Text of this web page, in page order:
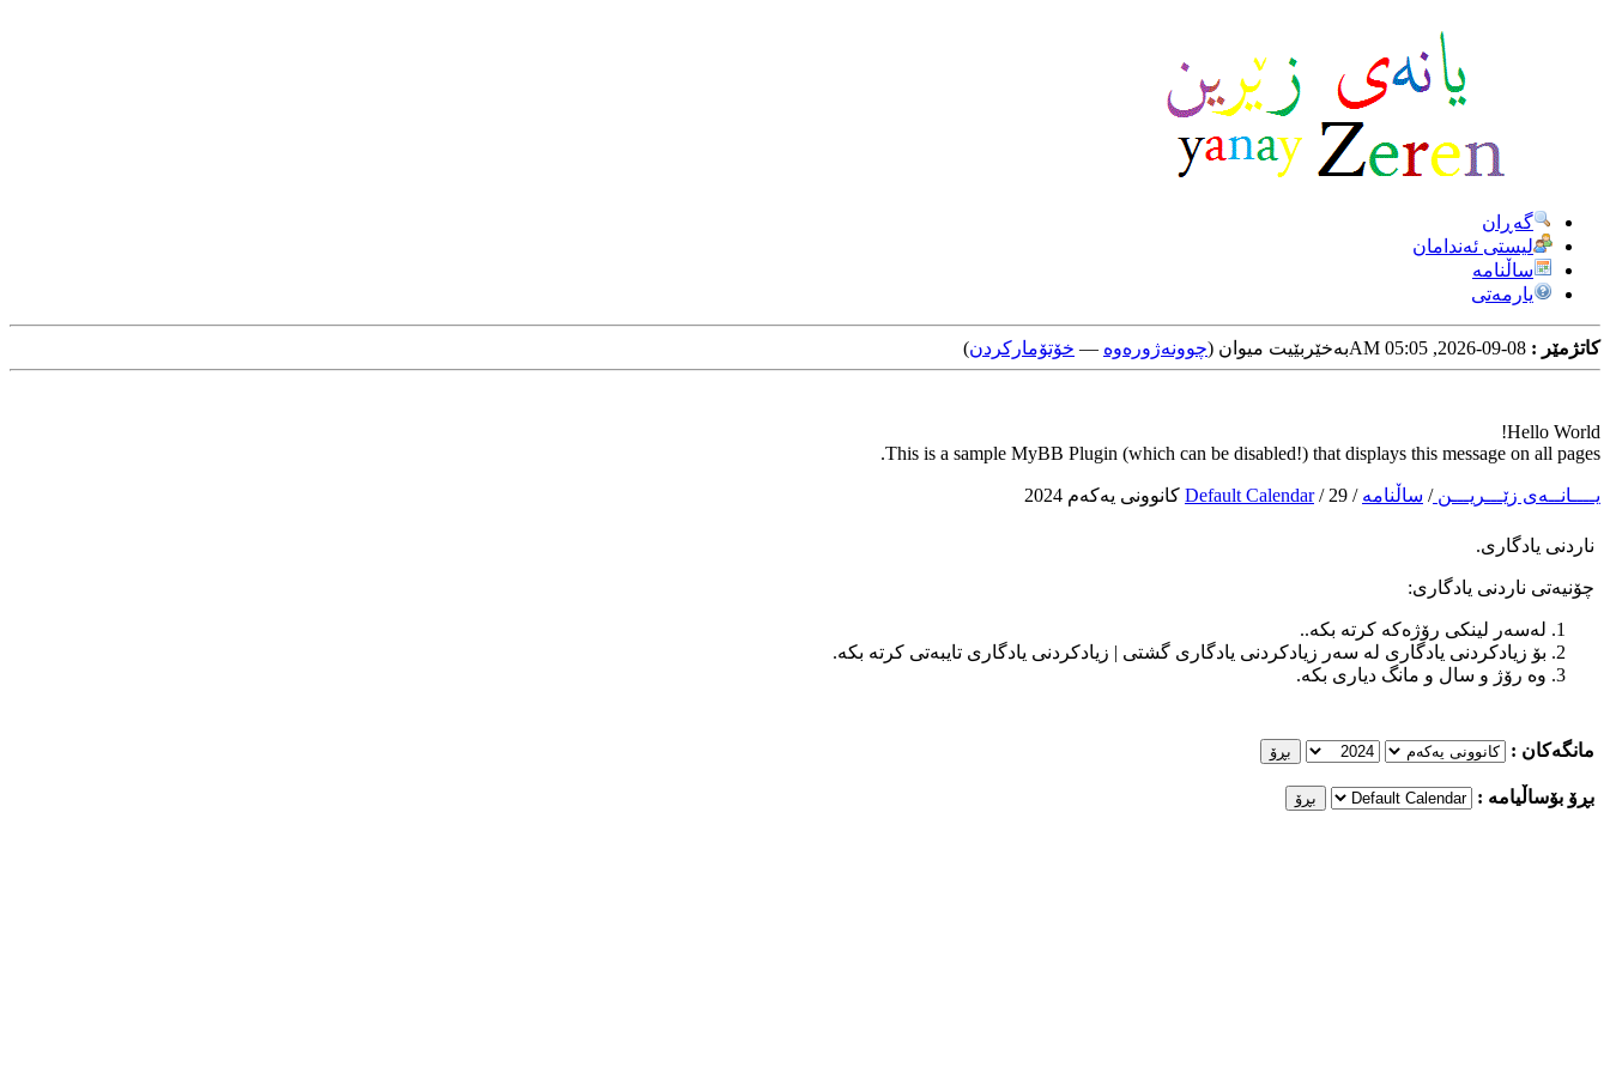
گه‌ڕان
لیستی ئه‌ندامان
ساڵنامه
یارمه‌تی
کاتژمێر : به‌خێربێیت میوان (چوونه‌ژوره‌وه‌ — خۆتۆمارکردن)
Hello World!
This is a sample MyBB Plugin (which can be disabled!) that displays this message on all pages.
یــــانــه‌ی زێـــریـــن/ ساڵنامه‌ /
Default Calendar / 29 كانوونی یه‌كه‌م 2024
ناردنی یادگاری‌.
چۆنیه‌تی ناردنی یادگاری:
له‌سه‌ر لینكی رۆژه‌كه‌ كرته‌ بكه‌..
بۆ زیادكردنی یادگاری له‌ سه‌ر زیادكردنی یادگاری گشتی | زیادكردنی یادگاری تایبه‌تی كرته‌ بكه‌.
وه‌ رۆژ و سال و مانگ دیاری بكه‌.
مانگه‌كان :
بڕۆ بۆساڵیامه‌ :